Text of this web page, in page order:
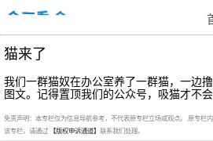
猫来了
我们一群猫奴在办公室养了一群猫，一边
图文。记得置顶我们的公众号，吸猫才不会
免责声明：本专栏仅为信息导航参考，不代表原专栏立场或观点。 原专栏
该专栏，请通过 【版权申诉通道】 联系我们处理。